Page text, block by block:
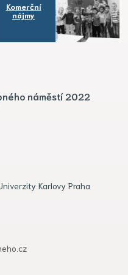
Komerční
nájmy
náměstí 2022
Karlovy Praha